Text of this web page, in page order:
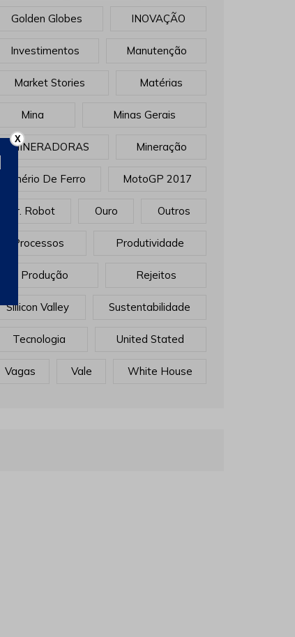
Golden Globes INOVAÇÃO
Investimentos Manutenção
Market Stories Matérias
Mina Minas Gerais
MINERADORAS Mineração
Minério De Ferro MotoGP 2017
Mr. Robot Ouro Outros
Processos Produtividade
Produção Rejeitos
Sillicon Valley Sustentabilidade
Tecnologia United Stated
Vagas Vale White House
X